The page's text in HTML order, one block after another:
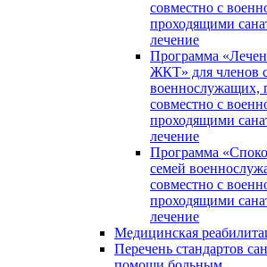
совместно с
проходящими
лечение
Программа
ЖКТ» для членов
военнослужащих,
совместно с
проходящими
лечение
Программа
семей
совместно с
проходящими
лечение
Медицинская
Перечень стандартов